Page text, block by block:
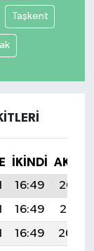
Taşkent
İKINDI
16:49
20:02
16:49
20:01
16:49
20:00